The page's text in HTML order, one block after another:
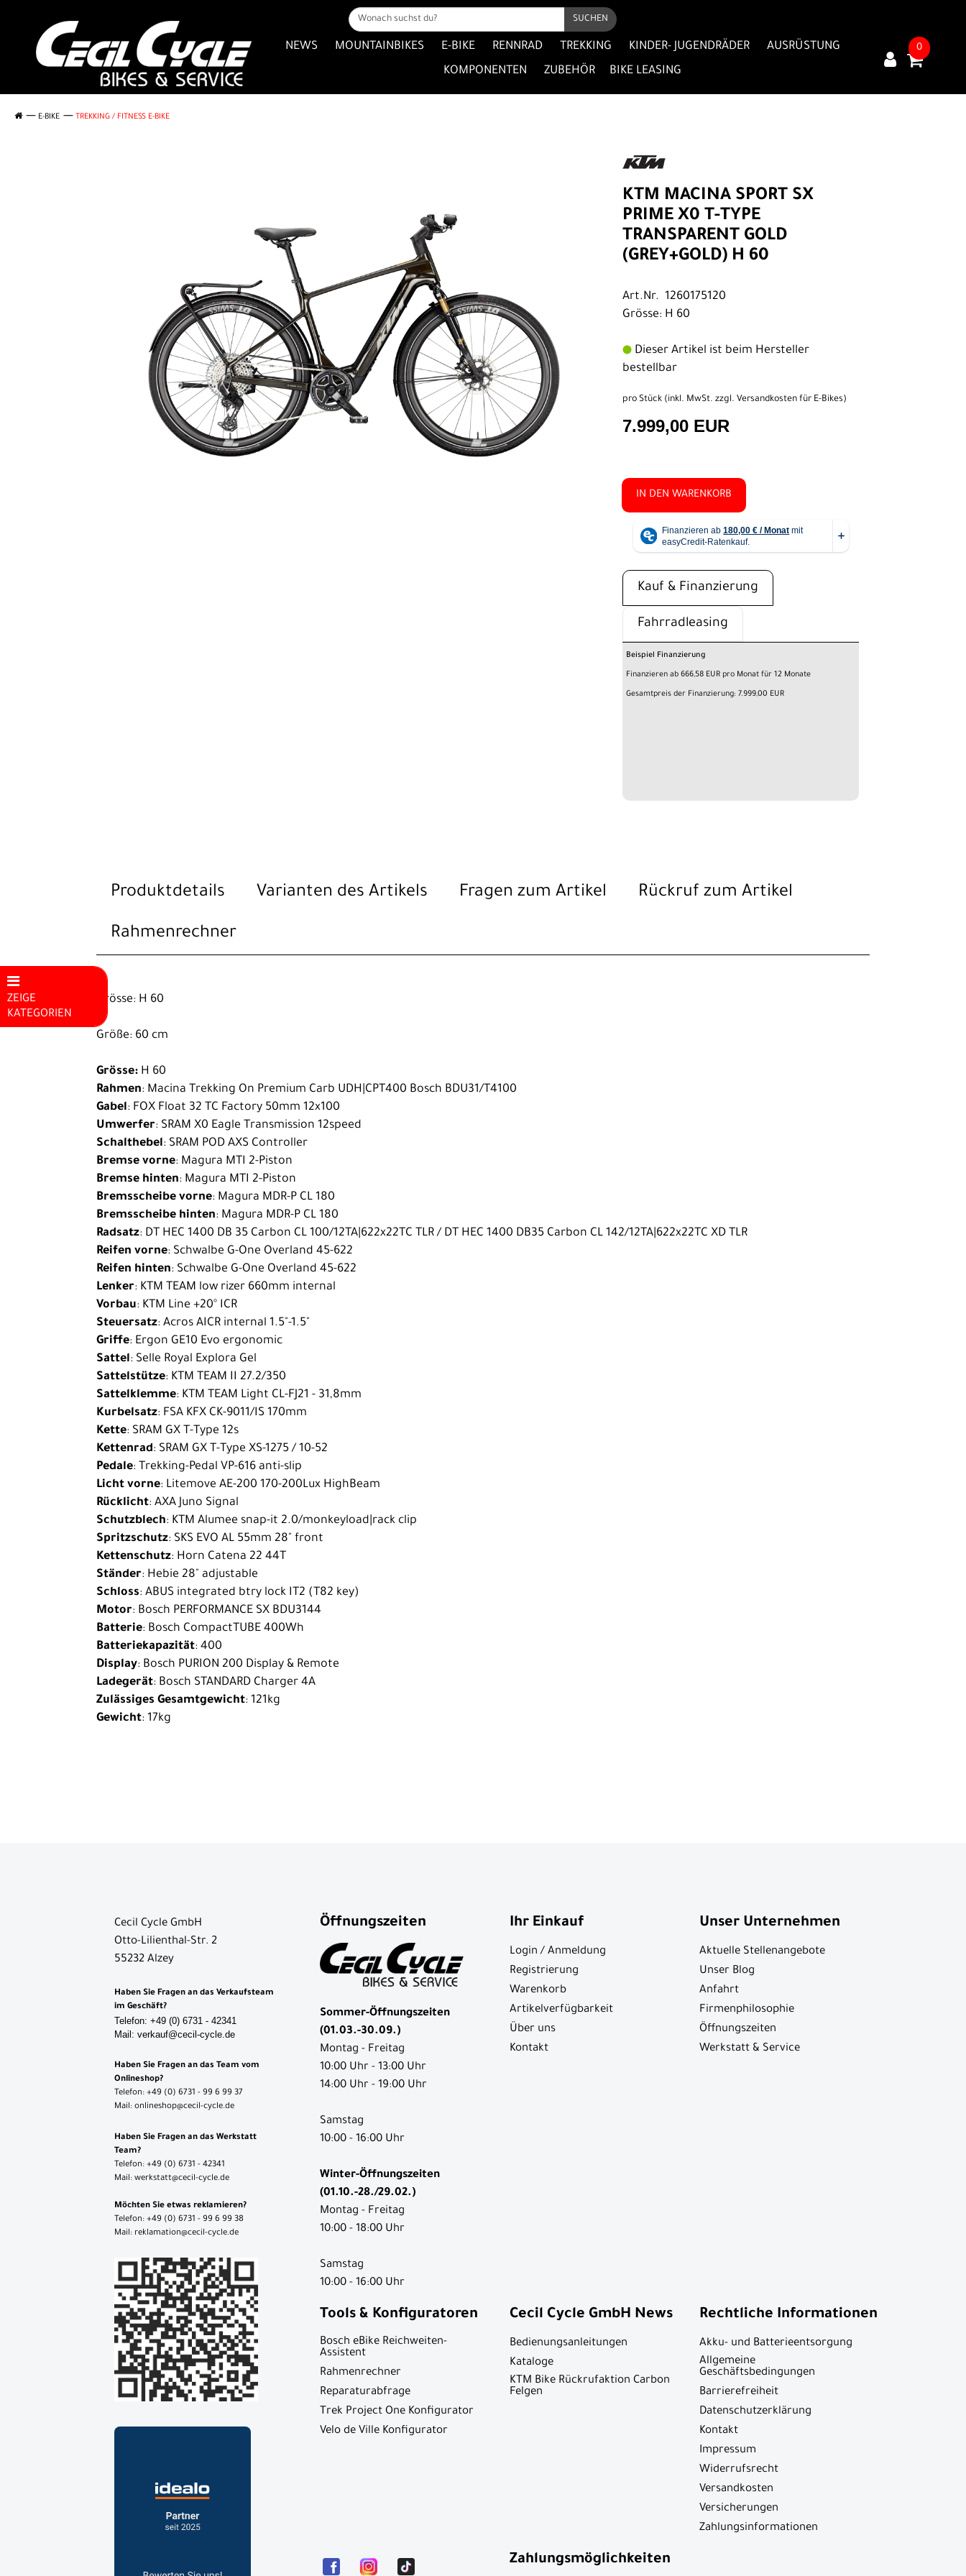
SUCHEN
NEWS MOUNTAINBIKES E-BIKE RENNRAD TREKKING KINDER- JUGENDRÄDER
AUSRÜSTUNG
KOMPONENTEN
ZUBEHÖR BIKE LEASING
0
E-BIKE TREKKING / FITNESS E-BIKE
ZEIGE
KATEGORIEN
KTM MACINA SPORT SX
PRIME X0 T-TYPE
TRANSPARENT GOLD
(GREY+GOLD) H 60
Art.Nr. 1260175120
Grösse: H 60
Dieser Artikel ist beim Hersteller
bestellbar
pro Stück (inkl. MwSt. zzgl. Versandkosten für E-Bikes)
7.999,00 EUR
IN DEN WARENKORB
Kauf & Finanzierung
Fahrradleasing
Beispiel Finanzierung
Finanzieren ab 666,58 EUR pro Monat für 12 Monate
Gesamtpreis der Finanzierung: 7.999,00 EUR
Produktdetails Varianten des Artikels Fragen zum Artikel Rückruf zum Artikel
Rahmenrechner
Grösse: H 60
Größe: 60 cm
Grösse: H 60
Rahmen: Macina Trekking On Premium Carb UDH|CPT400 Bosch BDU31/T4100
Gabel: FOX Float 32 TC Factory 50mm 12x100
Umwerfer: SRAM X0 Eagle Transmission 12speed
Schalthebel: SRAM POD AXS Controller
Bremse vorne: Magura MTI 2-Piston
Bremse hinten: Magura MTI 2-Piston
Bremsscheibe vorne: Magura MDR-P CL 180
Bremsscheibe hinten: Magura MDR-P CL 180
Radsatz: DT HEC 1400 DB 35 Carbon CL 100/12TA|622x22TC TLR / DT HEC 1400 DB35 Carbon CL 142/12TA|622x22TC XD TLR
Reifen vorne: Schwalbe G-One Overland 45-622
Reifen hinten: Schwalbe G-One Overland 45-622
Lenker: KTM TEAM low rizer 660mm internal
Vorbau: KTM Line +20° ICR
Steuersatz: Acros AICR internal 1.5"-1.5"
Griffe: Ergon GE10 Evo ergonomic
Sattel: Selle Royal Explora Gel
Sattelstütze: KTM TEAM II 27.2/350
Sattelklemme: KTM TEAM Light CL-FJ21 - 31,8mm
Kurbelsatz: FSA KFX CK-9011/IS 170mm
Kette: SRAM GX T-Type 12s
Kettenrad: SRAM GX T-Type XS-1275 / 10-52
Pedale: Trekking-Pedal VP-616 anti-slip
Licht vorne: Litemove AE-200 170-200Lux HighBeam
Rücklicht: AXA Juno Signal
Schutzblech: KTM Alumee snap-it 2.0/monkeyload|rack clip
Spritzschutz: SKS EVO AL 55mm 28" front
Kettenschutz: Horn Catena 22 44T
Ständer: Hebie 28" adjustable
Schloss: ABUS integrated btry lock IT2 (T82 key)
Motor: Bosch PERFORMANCE SX BDU3144
Batterie: Bosch CompactTUBE 400Wh
Batteriekapazität: 400
Display: Bosch PURION 200 Display & Remote
Ladegerät: Bosch STANDARD Charger 4A
Zulässiges Gesamtgewicht: 121kg
Gewicht: 17kg
Cecil Cycle GmbH
Otto-Lilienthal-Str. 2
55232 Alzey
Haben Sie Fragen an das Verkaufsteam
im Geschäft?
Telefon: +49 (0) 6731 - 42341
Mail: verkauf@cecil-cycle.de
Haben Sie Fragen an das Team vom
Onlineshop?
Telefon: +49 (0) 6731 - 99 6 99 37
Mail: onlineshop@cecil-cycle.de
Haben Sie Fragen an das Werkstatt
Team?
Telefon: +49 (0) 6731 - 42341
Mail: werkstatt@cecil-cycle.de
Möchten Sie etwas reklamieren?
Telefon: +49 (0) 6731 - 99 6 99 38
Mail: reklamation@cecil-cycle.de
Öffnungszeiten
Sommer-Öffnungszeiten
(01.03.-30.09.)
Montag - Freitag
10:00 Uhr - 13:00 Uhr
14:00 Uhr - 19:00 Uhr
Samstag
10:00 - 16:00 Uhr
Winter-Öffnungszeiten
(01.10.-28./29.02.)
Montag - Freitag
10:00 - 18:00 Uhr
Samstag
10:00 - 16:00 Uhr
Ihr Einkauf
Login / Anmeldung
Registrierung
Warenkorb
Artikelverfügbarkeit
Über uns
Kontakt
Unser Unternehmen
Aktuelle Stellenangebote
Unser Blog
Anfahrt
Firmenphilosophie
Öffnungszeiten
Werkstatt & Service
Tools & Konfiguratoren
Bosch eBike Reichweiten-
Assistent
Rahmenrechner
Reparaturabfrage
Trek Project One Konfigurator
Velo de Ville Konfigurator
Cecil Cycle GmbH News
Bedienungsanleitungen
Kataloge
KTM Bike Rückrufaktion Carbon
Felgen
Rechtliche Informationen
Akku- und Batterieentsorgung
Allgemeine
Geschäftsbedingungen
Barrierefreiheit
Datenschutzerklärung
Kontakt
Impressum
Widerrufsrecht
Versandkosten
Versicherungen
Zahlungsinformationen
Zahlungsmöglichkeiten